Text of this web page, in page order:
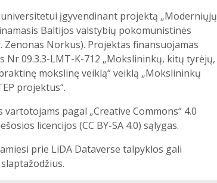
įgyvendinant projektą „Moderniųjų
Baltijos valstybių pokomunistinės
Norkus). Projektas finansuojamas
09.3.3-LMT-K-712 „Mokslininkų, kitų tyrėjų,
mokslinę veiklą“ veiklą „Mokslininkų
projektus“.
pagal „Creative Commons“ 4.0
licencijos (CC BY-SA 4.0) sąlygas.
prie LiDA Dataverse talpyklos gali